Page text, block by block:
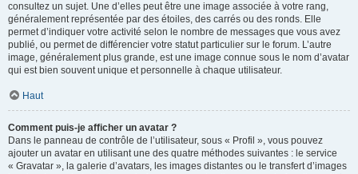
consultez un sujet. Une d’elles peut être une image associée à votre rang,
généralement représentée par des étoiles, des carrés ou des ronds. Elle
permet d’indiquer votre activité selon le nombre de messages que vous avez
publié, ou permet de différencier votre statut particulier sur le forum. L’autre
image, généralement plus grande, est une image connue sous le nom d’avatar
qui est bien souvent unique et personnelle à chaque utilisateur.
Haut
Comment puis-je afficher un avatar ?
Dans le panneau de contrôle de l’utilisateur, sous « Profil », vous pouvez
ajouter un avatar en utilisant une des quatre méthodes suivantes : le service
« Gravatar », la galerie d’avatars, les images distantes ou le transfert d’images